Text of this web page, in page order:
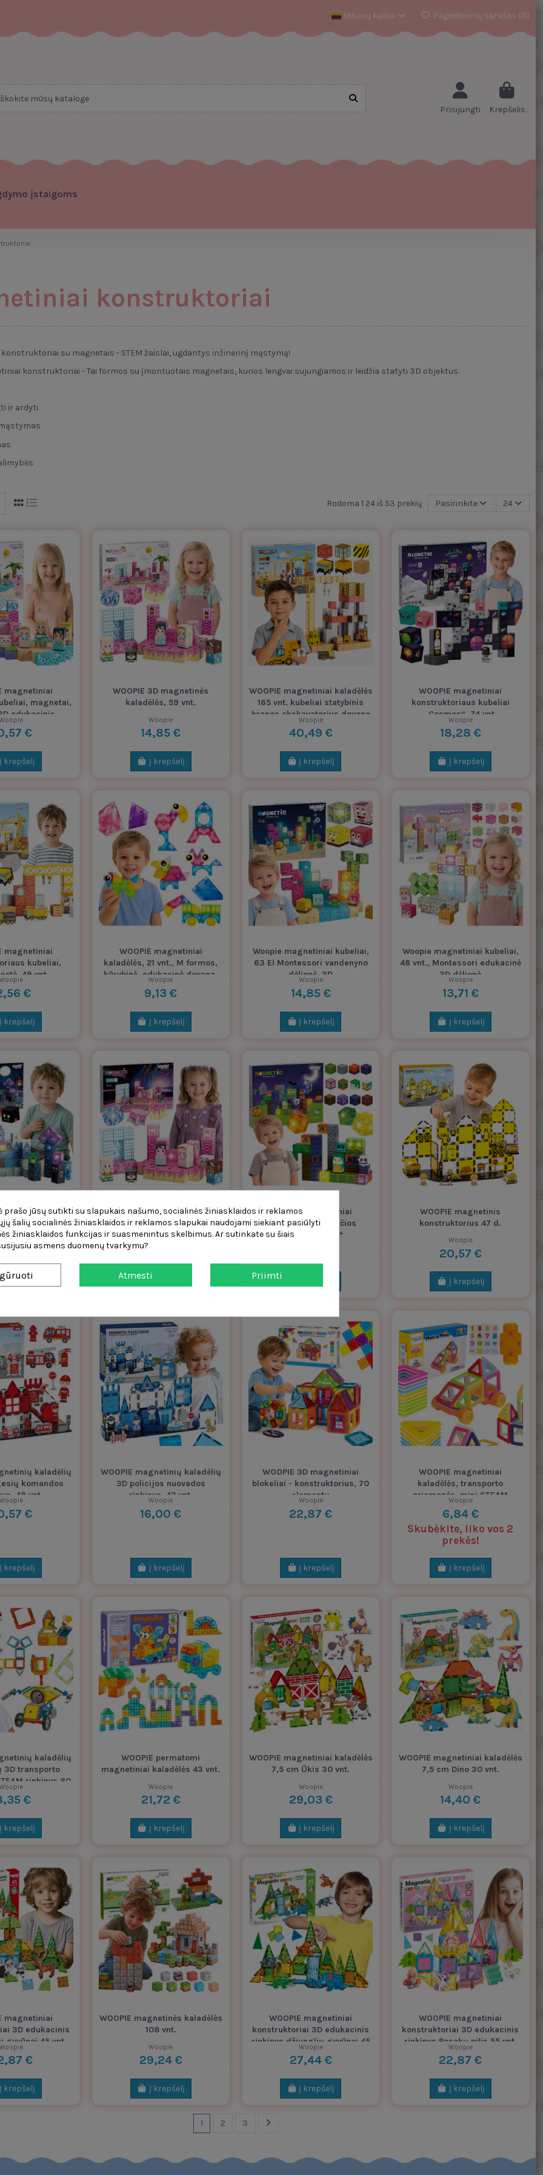
lietuvių kalba Pageidavimų sąrašas (0)
Prisijungti Krepšelis
įstaigoms
konstruktoriai
su magnetais - STEM žaislai,ugdantys inžinerinį mąstymą!
konstruktoriai - Tai formos su įmontuotais magnetais,kurios lengvai sujungiamos ir leidžia statyti 3D objektus.
ir ardyti
Rodoma 1 24 iš 53 prekių Pasirinkite 24
magnetiniai
magnetai,
edukacinis
€
Į krepšelį
WOOPIE 3D magnetinės
kaladėlės, 59 vnt.
Woopie
14,85 €
Į krepšelį
WOOPIE magnetiniai kaladėlės
165 vnt. kubeliai statybinis
kranas ekskavatorius dovana
3D
Woopie
40,49 €
Į krepšelį
WOOPIE magnetiniai
konstruktoriaus kubeliai
„Cosmos“, 74 vnt.
Woopie
18,28 €
Į krepšelį
magnetiniai
kubeliai,
49 vnt.
€
Į krepšelį
WOOPIE magnetiniai
kaladėlės, 21 vnt., M formos,
kūrybinė, edukacinė dovana,
3D
Woopie
9,13 €
Į krepšelį
Woopie magnetiniai kubeliai,
63 El Montessori vandenyno
dėlionė, 3D
Woopie
14,85 €
Į krepšelį
Woopie magnetiniai kubeliai,
48 vnt., Montessori edukacinė
3D dėlionė
Woopie
13,71 €
Į krepšelį
magnetiniai
Pikselių
64 vnt.
€
Į krepšelį
WOOPIE magnetiniai
kaladėlės, scena, 59 vnt.
Į krepšelį
WOOPIE magnetiniai
kaladėlės, šviečiančios
Helovinui, 63 vnt.
WOOPIE magnetinis
konstruktorius 47 d.
Woopie
20,57 €
Į krepšelį
kaladėlių
komandos
48 vnt.
€
Į krepšelį
WOOPIE magnetinių kaladėlių
3D policijos nuovados
rinkinys, 42 vnt.
Woopie
16,00 €
Į krepšelį
WOOPIE 3D magnetiniai
blokeliai - konstruktorius, 70
elementų
Woopie
22,87 €
Į krepšelį
WOOPIE magnetiniai
kaladėlės, transporto
priemonės, mini STEAM
pastatai, 22 vnt.
Woopie
6,84 €
Skubėkite, liko vos 2
prekės!
Į krepšelį
kaladėlių
3D transporto
rinkinys 80
vnt.
€
Į krepšelį
WOOPIE permatomi
magnetiniai kaladėlės 43 vnt.
Woopie
21,72 €
Į krepšelį
WOOPIE magnetiniai kaladėlės
7,5 cm Ūkis 30 vnt.
Woopie
29,03 €
Į krepšelį
WOOPIE magnetiniai kaladėlės
7,5 cm Dino 30 vnt.
Woopie
14,40 €
Į krepšelį
magnetiniai
3D edukacinis
gyvūnai 45 vnt.
€
Į krepšelį
WOOPIE magnetinės kaladėlės
108 vnt.
Woopie
29,24 €
Į krepšelį
WOOPIE magnetiniai
konstruktoriai 3D edukacinis
rinkinys džiunglių gyvūnai 45
vnt.
Woopie
27,44 €
Į krepšelį
WOOPIE magnetiniai
konstruktoriai 3D edukacinis
rinkinys Pasakų pilis 55 vnt.
Woopie
22,87 €
Į krepšelį
1 2 3
prašo jūsų sutikti su slapukais našumo, socialinės žiniasklaidos ir reklamos
šalių socialinės žiniasklaidos ir reklamos slapukai naudojami siekiant pasiūlyti
žiniasklaidos funkcijas ir suasmenintus skelbimus. Ar sutinkate su šiais
asmens duomenų tvarkymu?
Atmesti Priimti